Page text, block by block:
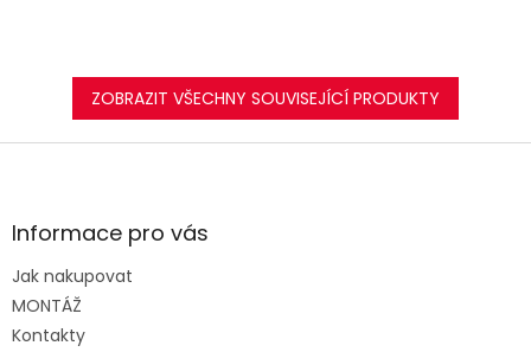
ZOBRAZIT VŠECHNY SOUVISEJÍCÍ PRODUKTY
Z
aInformace pro vás
Jak nakupovat
MONTÁŽ
Kontakty